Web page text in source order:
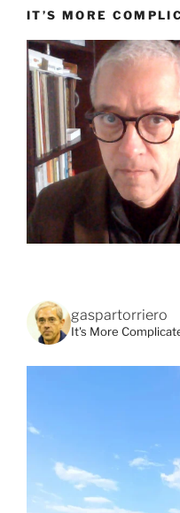
IT’S MORE
gaspartorriero
It's More